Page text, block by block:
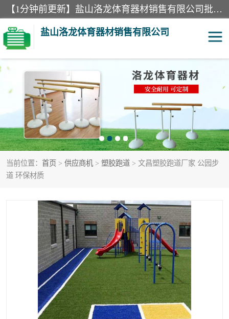
【1分钟前更新】盐山洛龙体育器材销售有限公司批量供应：300米障碍器材、400米障碍器材、部队训练器材、双杠、体操垫、舞蹈把杆等产品。盐山洛龙体育器材销售有限公司经过多年的发展，集研发，生产，销售，售后服务为一体. 奉行“质量，信誉，服务”的宗旨，以开拓创新的精神和真诚守信的态度积极进取。
盐山洛龙体育器材销售有限公司
当前位置： 首页 > 供应商机 > 塑胶跑道 > 文昌塑胶跑道厂家 公园步
道 环保材质
单双杠 舞蹈把杆
400米障碍器材 体操垫
300米障碍器材 攀爬架
塑胶跑道 400米障碍器材1